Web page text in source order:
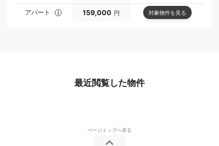
アパート
159,000 円 対象物件を見る
最近閲覧した物件